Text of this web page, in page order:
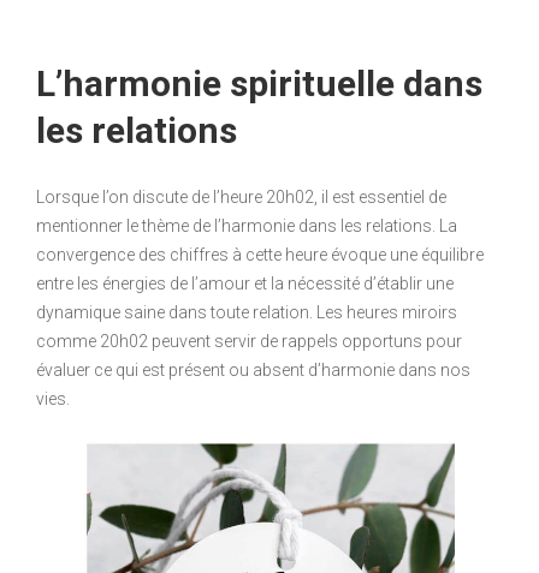
L’harmonie spirituelle dans
les relations
Lorsque l’on discute de l’heure 20h02, il est essentiel de
mentionner le thème de l’harmonie dans les relations. La
convergence des chiffres à cette heure évoque une équilibre
entre les énergies de l’amour et la nécessité d’établir une
dynamique saine dans toute relation. Les heures miroirs
comme 20h02 peuvent servir de rappels opportuns pour
évaluer ce qui est présent ou absent d’harmonie dans nos
vies.